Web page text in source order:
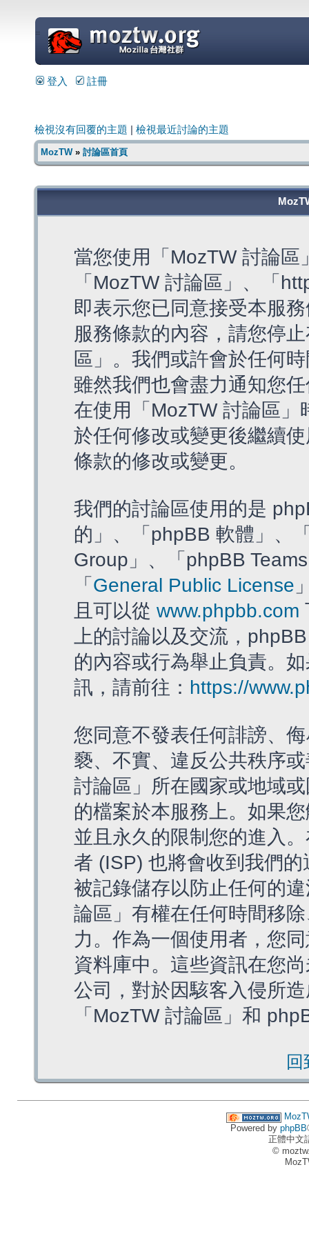
=
登入 註冊
檢視沒有回覆的主題 檢視最近討論的主題
MozTW» 討論區首頁
當您使用「MozTW 討論
「MozTW 討論區」、「
即表示您已同意接受本服
服務條款的內容，請您停
區」。我們或許會於任何
雖然我們也會盡力通知您
在使用「MozTW 討論區
於任何修改或變更後繼續
條款的修改或變更。
我們的討論區使用的是
的」、「phpBB 軟體」、
Group」、「phpBB
「 General Public License
且可以從 www.phpbb.com
上的討論以及交流，
的內容或行為舉止負責。
訊，請前往： https://
您同意不發表任何誹謗、
褻、不實、違反公共秩序
討論區」所在國家或地域
的檔案於本服務上。如果
並且永久的限制您的進入
者 (ISP) 也將會收到我們
被記錄儲存以防止任何的
論區」有權在任何時間移
力。作為一個使用者，您
資料庫中。這些資訊在您
公司，對於因駭客入侵所
「MozTW 討論區」和
Powered by phpBB
正體中文
©